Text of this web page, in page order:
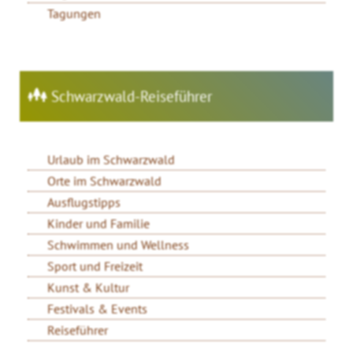
Tagungen
Schwarzwald-Reiseführer
Urlaub im Schwarzwald
Orte im Schwarzwald
Ausflugstipps
Kinder und Familie
Schwimmen und Wellness
Sport und Freizeit
Kunst & Kultur
Festivals & Events
Reiseführer